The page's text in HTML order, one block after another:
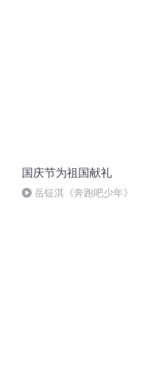
国庆节为祖国献礼
岳钲淇《奔跑吧少年》